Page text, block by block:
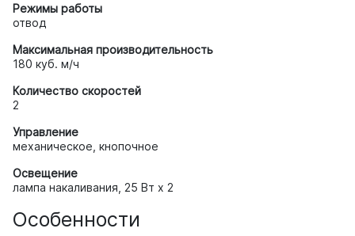
Режимы работы
отвод
Максимальная производительность
180 куб. м/ч
Количество скоростей
2
Управление
механическое, кнопочное
Освещение
лампа накаливания, 25 Вт х 2
Особенности